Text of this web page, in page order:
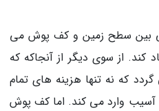
بین سطح زمین و کف پوش می
کند. از سوی دیگر از آنجاکه که
که نه تنها هزینه های تمام
آسیب وارد می کند. اما کف پوش